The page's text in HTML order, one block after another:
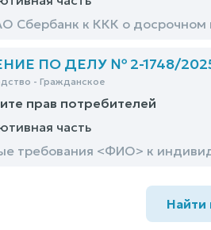
Сбербанк к ККК о досрочном
ПО ДЕЛУ № 2-1748/
- Гражданское
прав потребителей
часть
требования <ФИО> к
Найти